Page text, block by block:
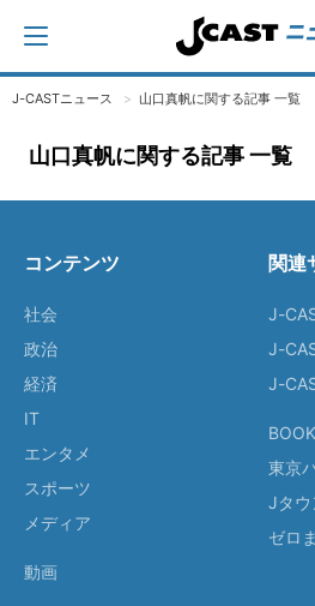
J-CASTニュース 山口真帆に関する記事 一覧
山口真帆に関する記事 一覧
コンテンツ
社会
政治
経済
IT
エンタメ
スポーツ
メディア
動画
関連
J-
J-
J-
東京
Jタウ
ゼロ